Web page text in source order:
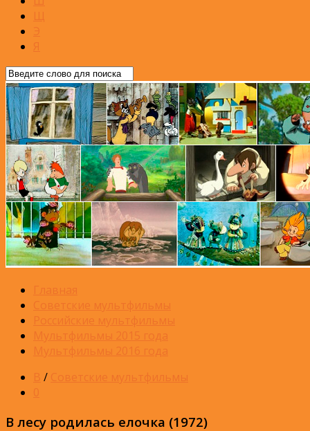
Щ
Э
Я
Главная
Советские мультфильмы
Российские мультфильмы
Мультфильмы 2015 года
Мультфильмы 2016 года
В / Советские мультфильмы
0
В лесу родилась елочка (1972)